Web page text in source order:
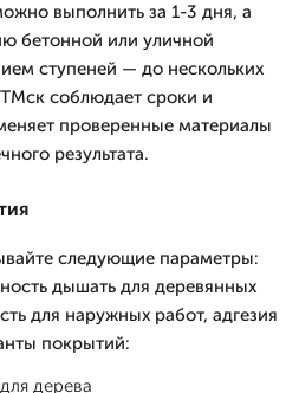
выполнить за 1-3 дня, а
бетонной или уличной
ступеней — до нескольких
соблюдает сроки и
проверенные материалы
результата.
следующие параметры:
дышать для деревянных
для наружных работ, адгезия
покрытий:
дерева